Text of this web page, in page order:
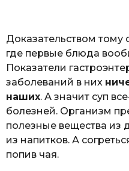
Доказательством тому
где первые блюда
Показатели
заболеваний в них
наших. А значит суп
болезней. Организм
полезные вещества из
из напитков. А
попив чая.